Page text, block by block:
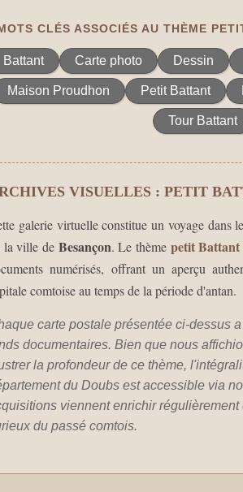
CLÉS ASSOCIÉS AU THÈME
Battant Carte photo Dessin
Maison Proudhon Petit Battant
Tour Battant
VISUELLES : PETIT
galerie virtuelle constitue un voyage dans
la ville de Besançon. Le thème petit Battant
numérisés, offrant un aperçu
comtoise au temps de la période d'antan.
carte postale présentée ci-dessus
documentaires. Bien que nous
la profondeur de ce thème,
du Doubs est accessible via
viennent enrichir
du passé comtois.